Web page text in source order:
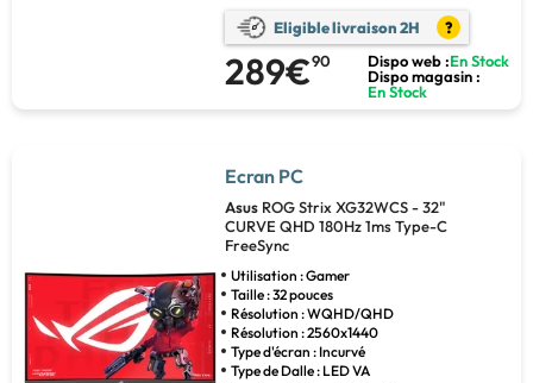
Eligible livraison 2H ?
289€90 Dispo web :En Stock
Dispo magasin :
En Stock
Ecran PC
Asus ROG Strix XG32WCS - 32"
CURVE QHD 180Hz 1ms Type-C
FreeSync
Utilisation : Gamer
Taille : 32 pouces
Résolution : WQHD/QHD
Résolution : 2560x1440
Type d'écran : Incurvé
Type de Dalle : LED VA